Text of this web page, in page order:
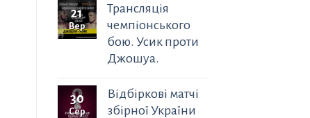
21
Вер
Трансляція
чемпіонського
бою. Усик проти
Джошуа.
30
Сер
Відбіркові матчі
збірної України